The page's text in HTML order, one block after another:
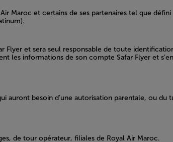
Maroc et certains de ses partenaires tel que
Flyer et sera seul responsable de toute
les informations de son compte Safar Flyer et
auront besoin d’une autorisation parentale, ou
de tour opérateur, filiales de Royal Air Maroc.